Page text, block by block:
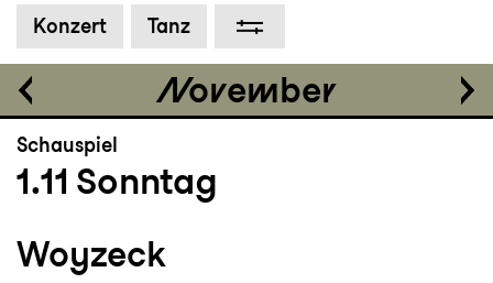
Zum Footer springen
Konzert Tanz
November
Tickets
CHF 80-145
Schauspiel
1.11 Sonntag
Woyzeck